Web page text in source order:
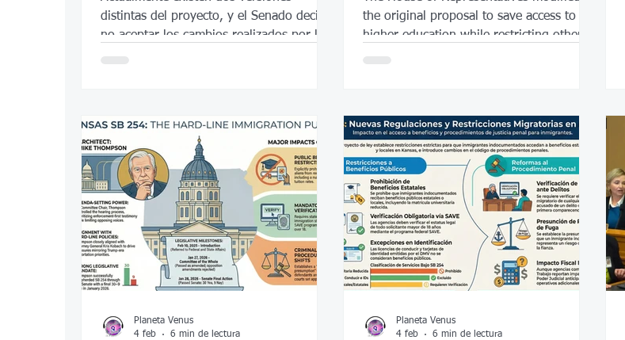
distintas del proyecto, y el Senado decidió
no aceptar los cambios realizados por la
Tightened
the original proposal to save access to
higher education while restricting other
Planeta Venus
4 feb
6 min de lectura
Planeta Venus
4 feb
6 min de lectura